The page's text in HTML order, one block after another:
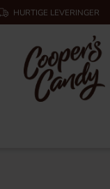
HURTIGE LEVERINGER